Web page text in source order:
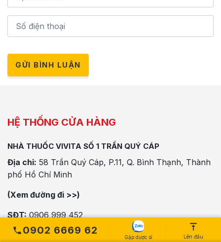
GỬI BÌNH LUẬN
0902 6669 62
Gặp dược sĩ Lên đầu
HỆ THỐNG CỬA HÀNG
NHÀ THUỐC VIVITA SỐ 1 TRẦN QUÝ CÁP
Địa chỉ: 58 Trần Quý Cáp, P.11, Q. Bình Thạnh, Thành
phố Hồ Chí Minh
(Xem đường đi >>)
SĐT: 0906 999 452